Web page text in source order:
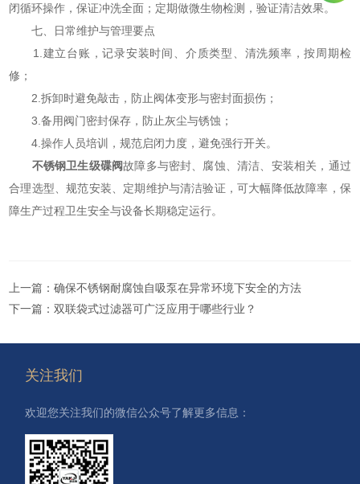
闭循环操作，保证冲洗全面；定期做微生物检测，验证清洁效果。
七、日常维护与管理要点
1.建立台账，记录安装时间、介质类型、清洗频率，按周期检
修；
2.拆卸时避免敲击，防止阀体变形与密封面损伤；
3.备用阀门密封保存，防止灰尘与锈蚀；
4.操作人员培训，规范启闭力度，避免强行开关。
不锈钢卫生级碟阀故障多与密封、腐蚀、清洁、安装相关，通过
合理选型、规范安装、定期维护与清洁验证，可大幅降低故障率，保
障生产过程卫生安全与设备长期稳定运行。
上一篇：确保不锈钢耐腐蚀自吸泵在异常环境下安全的方法
下一篇：双联袋式过滤器可广泛应用于哪些行业？
关注我们
欢迎您关注我们的微信公众号了解更多信息：